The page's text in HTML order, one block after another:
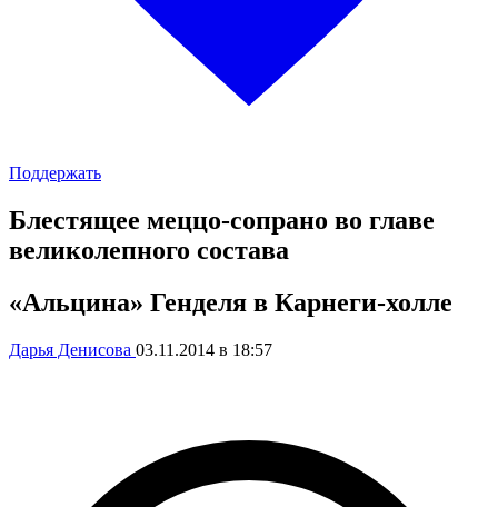
Поддержать
Блестящее меццо-сопрано во главе
великолепного состава
«Альцина» Генделя в Карнеги-холле
Дарья Денисова 03.11.2014 в 18:57